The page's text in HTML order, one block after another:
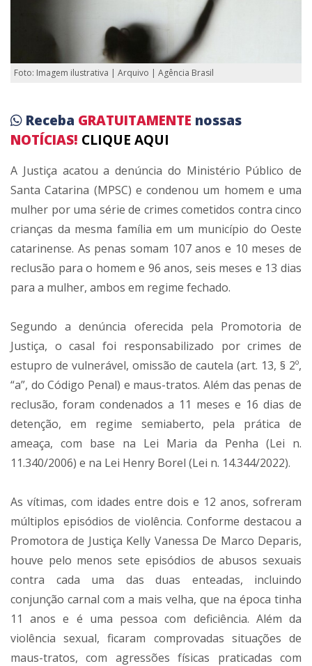
Foto: Imagem ilustrativa | Arquivo | Agência Brasil
Receba GRATUITAMENTE nossas
NOTÍCIAS! CLIQUE AQUI
A Justiça acatou a denúncia do Ministério Público de
Santa Catarina (MPSC) e condenou um homem e uma
mulher por uma série de crimes cometidos contra cinco
crianças da mesma família em um município do Oeste
catarinense. As penas somam 107 anos e 10 meses de
reclusão para o homem e 96 anos, seis meses e 13 dias
para a mulher, ambos em regime fechado.
Segundo a denúncia oferecida pela Promotoria de
Justiça, o casal foi responsabilizado por crimes de
estupro de vulnerável, omissão de cautela (art. 13, § 2º,
“a”, do Código Penal) e maus-tratos. Além das penas de
reclusão, foram condenados a 11 meses e 16 dias de
detenção, em regime semiaberto, pela prática de
ameaça, com base na Lei Maria da Penha (Lei n.
11.340/2006) e na Lei Henry Borel (Lei n. 14.344/2022).
As vítimas, com idades entre dois e 12 anos, sofreram
múltiplos episódios de violência. Conforme destacou a
Promotora de Justiça Kelly Vanessa De Marco Deparis,
houve pelo menos sete episódios de abusos sexuais
contra cada uma das duas enteadas, incluindo
conjunção carnal com a mais velha, que na época tinha
11 anos e é uma pessoa com deficiência. Além da
violência sexual, ficaram comprovadas situações de
maus-tratos, com agressões físicas praticadas com